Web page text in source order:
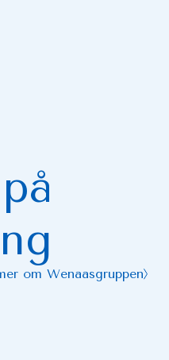
om Wenaasgruppen